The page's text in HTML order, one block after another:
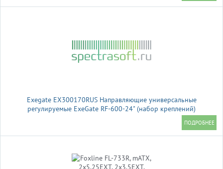
Exegate EX300170RUS Направляющие универсальные
регулируемые ExeGate RF-600-24" (набор креплений)
(продольные , высота 43 мм, длина в сложенном/раздвинутом